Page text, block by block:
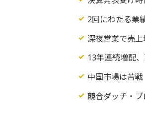
2回にわたる業
深夜営業で売
13年連続増配
中国市場は苦戦
競合ダッチ・